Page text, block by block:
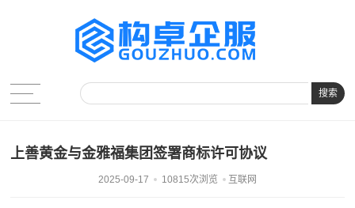
搜索
上善黄金与金雅福集团签署商标许可协议
2025-09-17 10815次浏览 互联网